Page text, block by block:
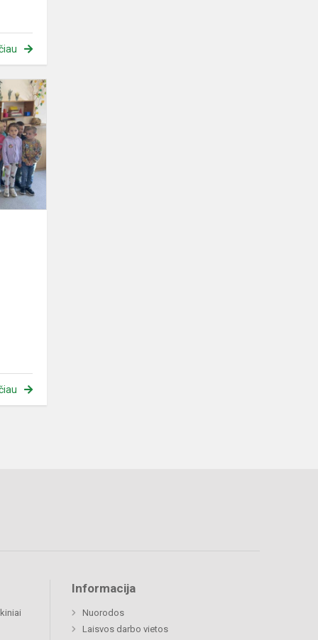
Saugaus
pamokėlė
Informacija
Nuorodos
Laisvos darbo vietos